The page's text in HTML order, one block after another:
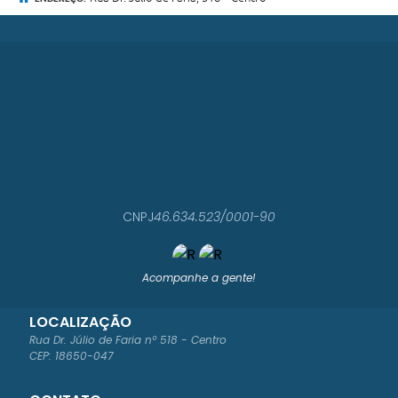
Acompanhe a gente!
LOCALIZAÇÃO
Rua Dr. Júlio de Faria nº 518 - Centro
CEP: 18650-047
CNPJ46.634.523/0001-90